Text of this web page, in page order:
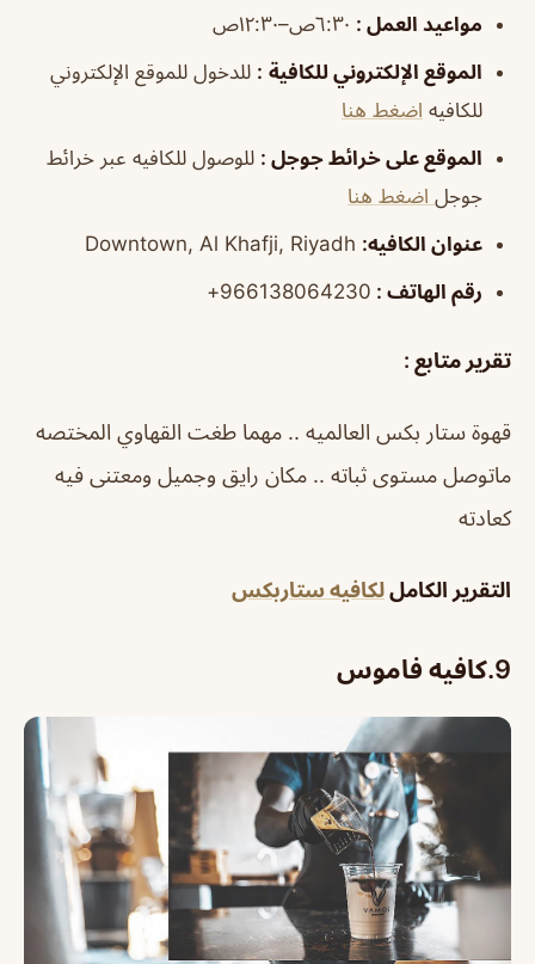
مواعيد العمل :
الموقع الإلكتروني للكافية : للدخول للموقع الإلكتروني
للكافيه اضغط هنا
الموقع على خرائط جوجل : للوصول للكافيه عبر خرائط
جوجل اضغط هنا
عنوان الكافيه:
رقم الهاتف : 966138064230+
تقرير متابع :
قهوة ستار بكس العالميه .. مهما طغت القهاوي المختصه
ماتوصل مستوى ثباته .. مكان رايق وجميل ومعتنى فيه
كعادته
التقرير الكامللكافيه ستاربكس
9. كافيه فاموس